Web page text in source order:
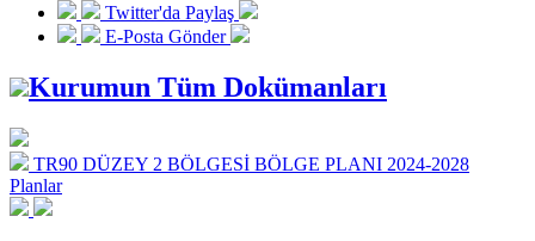
Twitter'da Paylaş
E-Posta Gönder
Kurumun Tüm Dokümanları
TR90 DÜZEY 2 BÖLGESİ BÖLGE PLANI 2024-2028
Planlar